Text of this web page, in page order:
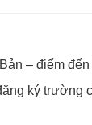
– điểm
ký trường